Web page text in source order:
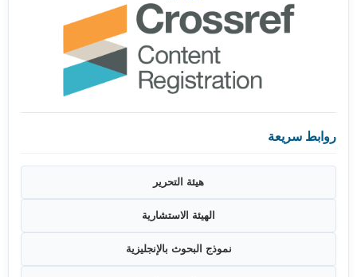
روابط سريعة
هيئة التحرير
الهيئة الاستشارية
نموذج البحوث بالإنجليزية